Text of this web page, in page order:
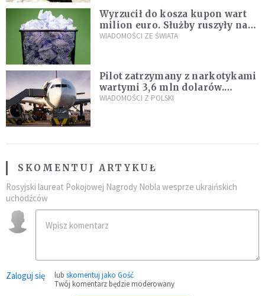
Wyrzucił do kosza kupon wart
milion euro. Służby ruszyły na
poszukiwania
WIADOMOŚCI ZE ŚWIATA
Pilot zatrzymany z narkotykami
wartymi 3,6 mln dolarów.
Śledczy podejrzewają, że latał
WIADOMOŚCI Z POLSKI
SKOMENTUJ ARTYKUŁ
Rosyjski laureat Pokojowej Nagrody Nobla wesprze ukraińskich
uchodźców
Zaloguj się lub skomentuj jako Gość
Twój komentarz będzie moderowany